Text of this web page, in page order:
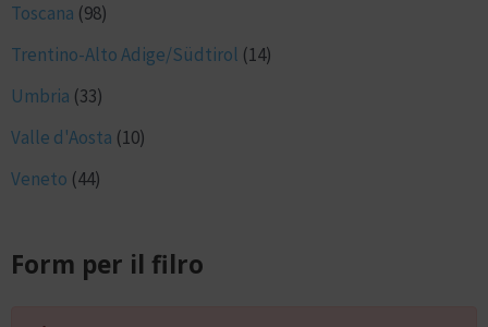
Toscana (98)
Trentino-Alto Adige/Südtirol (14)
Umbria (33)
Valle d'Aosta (10)
Veneto (44)
Form per il filro